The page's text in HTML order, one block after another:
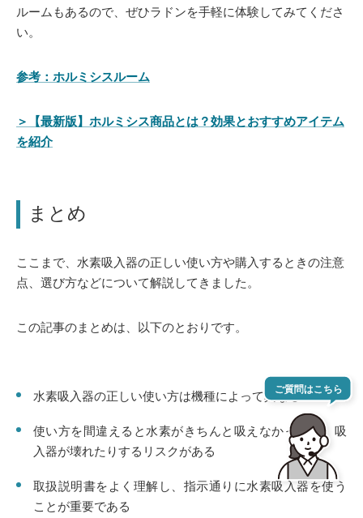
ルームもあるので、ぜひラドンを手軽に体験してみてくださ
い。
参考：ホルミシスルーム
＞【最新版】ホルミシス商品とは？効果とおすすめアイテム
を紹介
まとめ
ここまで、水素吸入器の正しい使い方や購入するときの注意
点、選び方などについて解説してきました。
この記事のまとめは、以下のとおりです。
水素吸入器の正しい使い方は機種によって異なる
使い方を間違えると水素がきちんと吸えなかったり、吸
入器が壊れたりするリスクがある
取扱説明書をよく理解し、指示通りに水素吸入器を使う
ことが重要である